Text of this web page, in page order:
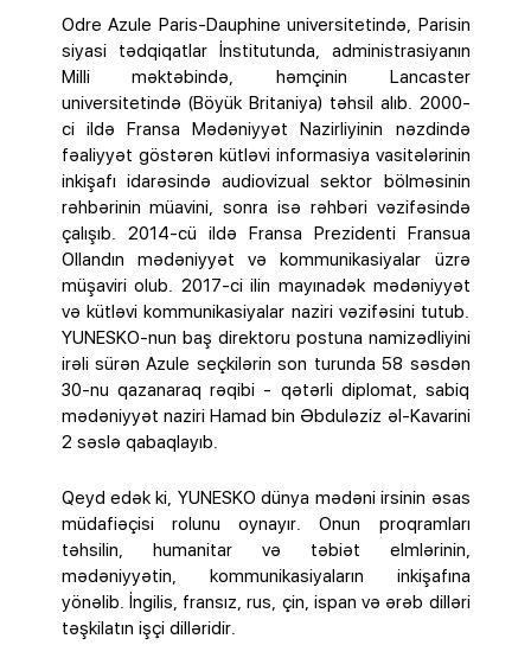
Odre Azule Paris-Dauphine universitetində, Parisin
siyasi tədqiqatlar İnstitutunda, administrasiyanın
Milli məktəbində, həmçinin Lancaster
universitetində (Böyük Britaniya) təhsil alıb. 2000-
ci ildə Fransa Mədəniyyət Nazirliyinin nəzdində
fəaliyyət göstərən kütləvi informasiya vasitələrinin
inkişafı idarəsində audiovizual sektor bölməsinin
rəhbərinin müavini, sonra isə rəhbəri vəzifəsində
çalışıb. 2014-cü ildə Fransa Prezidenti Fransua
Ollandın mədəniyyət və kommunikasiyalar üzrə
müşaviri olub. 2017-ci ilin mayınadək mədəniyyət
və kütləvi kommunikasiyalar naziri vəzifəsini tutub.
YUNESKO-nun baş direktoru postuna namizədliyini
irəli sürən Azule seçkilərin son turunda 58 səsdən
30-nu qazanaraq rəqibi - qətərli diplomat, sabiq
mədəniyyət naziri Hamad bin Əbduləziz əl-Kavarini
2 səslə qabaqlayıb.
Qeyd edək ki, YUNESKO dünya mədəni irsinin əsas
müdafiəçisi rolunu oynayır. Onun proqramları
təhsilin, humanitar və təbiət elmlərinin,
mədəniyyətin, kommunikasiyaların inkişafına
yönəlib. İngilis, fransız, rus, çin, ispan və ərəb dilləri
təşkilatın işçi dilləridir.